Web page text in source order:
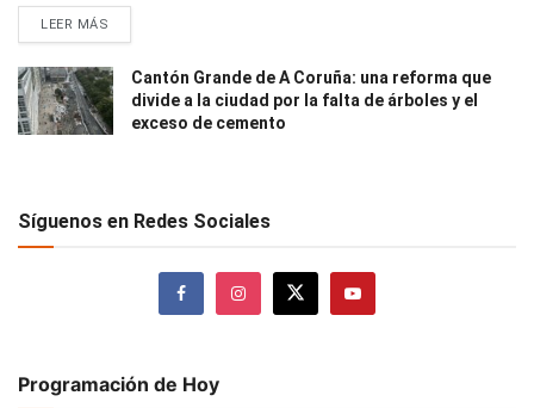
LEER MÁS
Cantón Grande de A Coruña: una reforma que
divide a la ciudad por la falta de árboles y el
exceso de cemento
Síguenos en Redes Sociales
Programación de Hoy